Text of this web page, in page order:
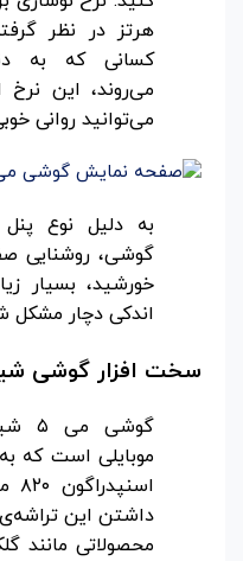
هرتز در نظر
کسانی که به
می‌روند، این نرخ
می‌توانید روانی
به دلیل نوع
گوشی، روشنایی
خورشید، بسیار
اندکی دچار مشکل
سخت افزار گوشی
موبایلی است که
داشتن این تراشه‌ی